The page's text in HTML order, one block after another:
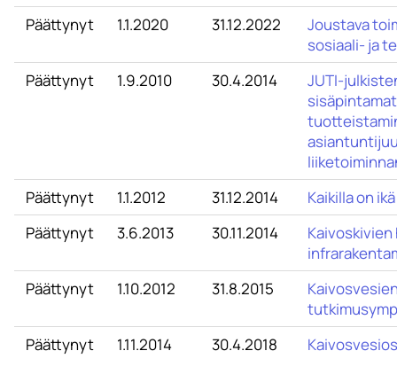
Päättynyt
1.1.2020 31.12.2022
Joustava
sosiaali- ja
Päättynyt
1.9.2010 30.4.2014
JUTI-
Päättynyt
1.1.2012 31.12.2014
Kaikilla on ikä
Päättynyt
3.6.2013 30.11.2014
Päättynyt
1.10.2012 31.8.2015
Päättynyt
1.11.2014 30.4.2018